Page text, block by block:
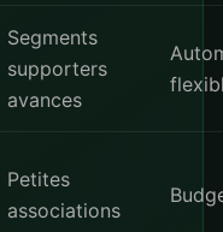
Segments
supporters
avances
Petites
associations